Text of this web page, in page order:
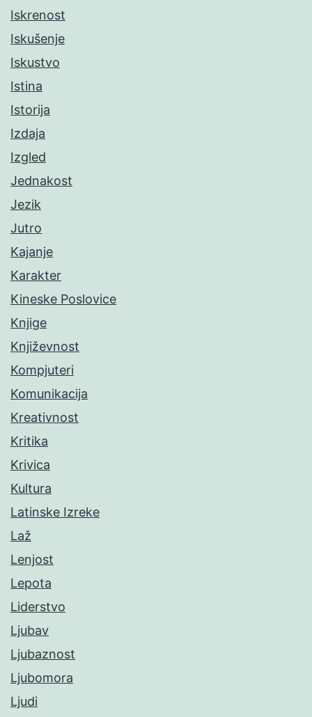
Iskrenost
Iskušenje
Iskustvo
Istina
Istorija
Izdaja
Izgled
Jednakost
Jezik
Jutro
Kajanje
Karakter
Kineske Poslovice
Knjige
Književnost
Kompjuteri
Komunikacija
Kreativnost
Kritika
Krivica
Kultura
Latinske Izreke
Laž
Lenjost
Lepota
Liderstvo
Ljubav
Ljubaznost
Ljubomora
Ljudi